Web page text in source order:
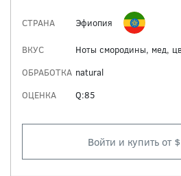
СТРАНА Эфиопия
ВКУС
Ноты смородины, мед,
ОБРАБОТКА natural
ОЦЕНКА
Q:85
Войти и купить от